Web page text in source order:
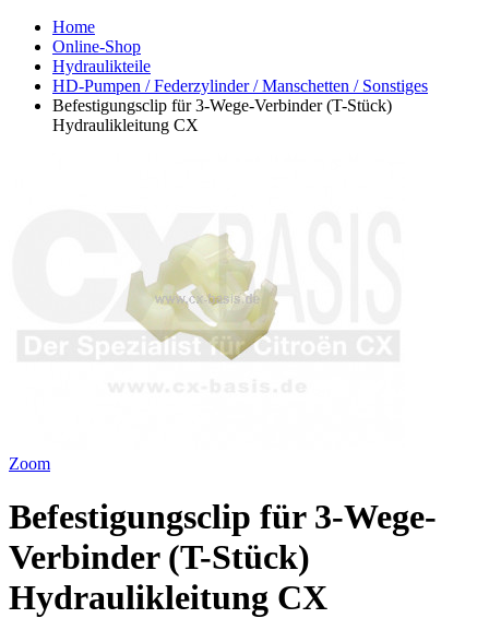
Home
Online-Shop
Hydraulikteile
HD-Pumpen / Federzylinder / Manschetten / Sonstiges
Befestigungsclip für 3-Wege-Verbinder (T-Stück)
Hydraulikleitung CX
Zoom
Befestigungsclip für 3-Wege-
Verbinder (T-Stück)
Hydraulikleitung CX